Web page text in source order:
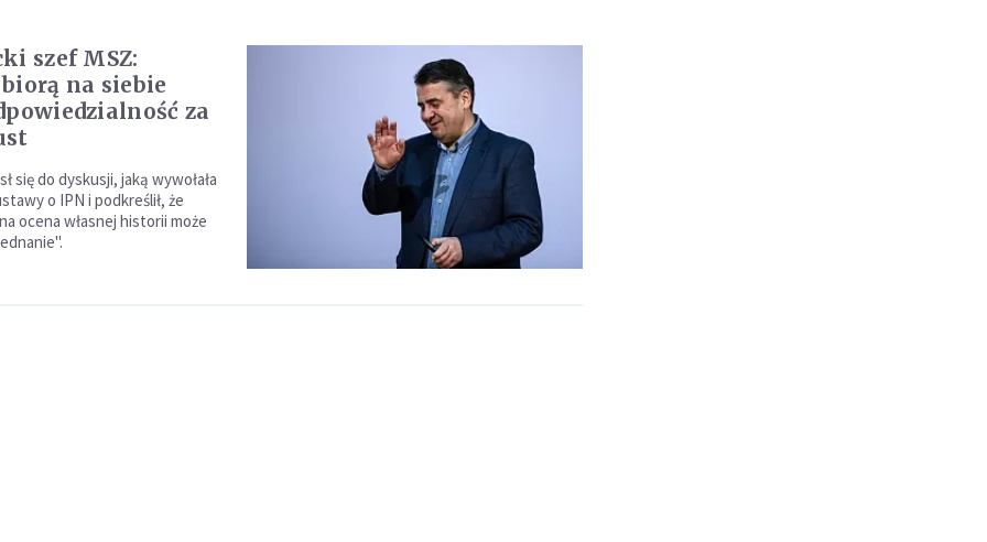
szef MSZ:
na siebie
za
się do dyskusji, jaką wywołała
o IPN i podkreślił, że
ocena własnej historii może